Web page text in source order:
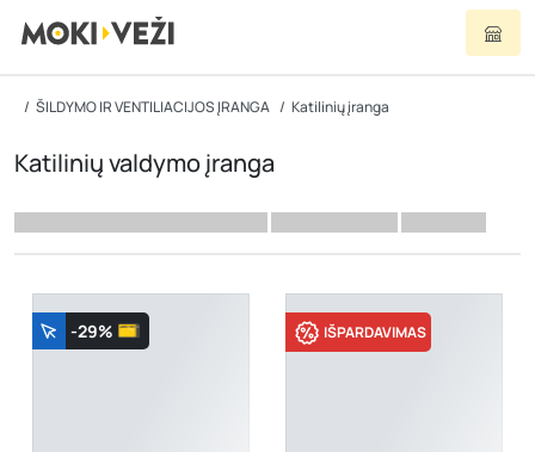
ŠILDYMO IR VENTILIACIJOS ĮRANGA Katilinių įranga
Katilinių valdymo įranga
-29% IŠPARDAVIMAS